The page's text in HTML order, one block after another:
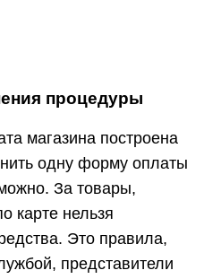
процедуры
магазина построена
одну форму оплаты
За товары,
карте нельзя
Это правила,
представители